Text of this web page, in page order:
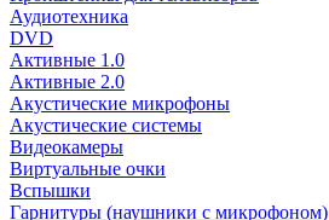
Аудиотехника
DVD
Активные 1.0
Активные 2.0
Акустические микрофоны
Акустические системы
Видеокамеры
Виртуальные очки
Вспышки
Гарнитуры (наушники с микрофоном)